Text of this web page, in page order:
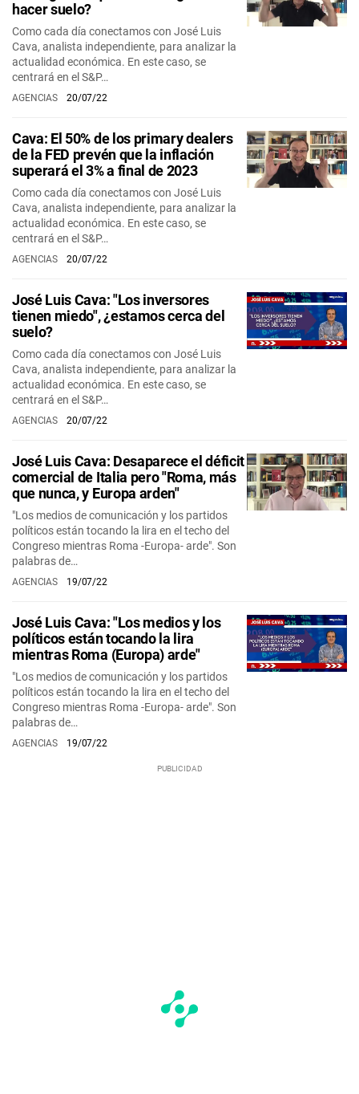
hacer suelo?
Como cada día conectamos con José Luis
Cava, analista independiente, para analizar la
actualidad económica. En este caso, se
centrará en el S&P…
AGENCIAS 20/07/22
Cava: El 50% de los primary dealers
de la FED prevén que la inflación
superará el 3% a final de 2023
Como cada día conectamos con José Luis
Cava, analista independiente, para analizar la
actualidad económica. En este caso, se
centrará en el S&P…
AGENCIAS 20/07/22
José Luis Cava: "Los inversores
tienen miedo", ¿estamos cerca del
suelo?
Como cada día conectamos con José Luis
Cava, analista independiente, para analizar la
actualidad económica. En este caso, se
centrará en el S&P…
AGENCIAS 20/07/22
José Luis Cava: Desaparece el déficit
comercial de Italia pero "Roma, más
que nunca, y Europa arden"
"Los medios de comunicación y los partidos
políticos están tocando la lira en el techo del
Congreso mientras Roma -Europa- arde". Son
palabras de…
AGENCIAS 19/07/22
José Luis Cava: "Los medios y los
políticos están tocando la lira
mientras Roma (Europa) arde"
"Los medios de comunicación y los partidos
políticos están tocando la lira en el techo del
Congreso mientras Roma -Europa- arde". Son
palabras de…
AGENCIAS 19/07/22